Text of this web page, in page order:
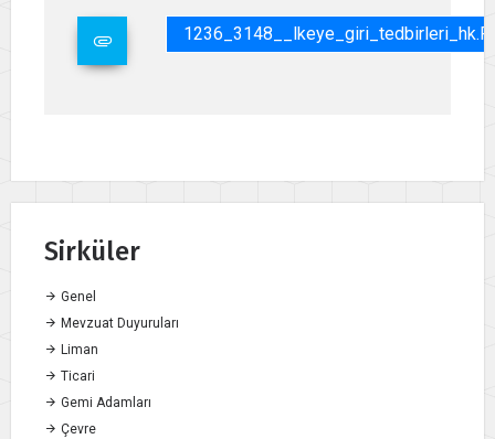
Sirküler
Genel
Mevzuat Duyuruları
Liman
Ticari
Gemi Adamları
Çevre